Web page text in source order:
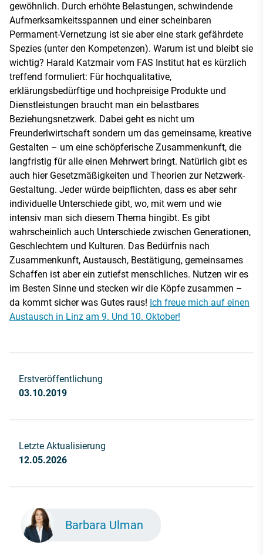
gewöhnlich. Durch erhöhte Belastungen, schwindende
Aufmerksamkeitsspannen und einer scheinbaren
Permament-Vernetzung ist sie aber eine stark gefährdete
Spezies (unter den Kompetenzen). Warum ist und bleibt sie
wichtig? Harald Katzmair vom FAS Institut hat es kürzlich
treffend formuliert: Für hochqualitative,
erklärungsbedürftige und hochpreisige Produkte und
Dienstleistungen braucht man ein belastbares
Beziehungsnetzwerk. Dabei geht es nicht um
Freunderlwirtschaft sondern um das gemeinsame, kreative
Gestalten – um eine schöpferische Zusammenkunft, die
langfristig für alle einen Mehrwert bringt. Natürlich gibt es
auch hier Gesetzmäßigkeiten und Theorien zur Netzwerk-
Gestaltung. Jeder würde beipflichten, dass es aber sehr
individuelle Unterschiede gibt, wo, mit wem und wie
intensiv man sich diesem Thema hingibt. Es gibt
wahrscheinlich auch Unterschiede zwischen Generationen,
Geschlechtern und Kulturen. Das Bedürfnis nach
Zusammenkunft, Austausch, Bestätigung, gemeinsames
Schaffen ist aber ein zutiefst menschliches. Nutzen wir es
im Besten Sinne und stecken wir die Köpfe zusammen –
da kommt sicher was Gutes raus! Ich freue mich auf einen
Austausch in Linz am 9. Und 10. Oktober!
Erstveröffentlichung
03.10.2019
Letzte Aktualisierung
12.05.2026
Barbara Ulman